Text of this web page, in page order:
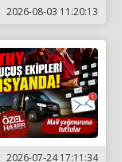
2026-08-03 11:20:13
2026-07-24 17:11:34